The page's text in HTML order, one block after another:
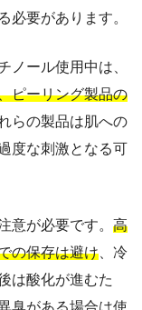
必要があります。
ノール使用中は、
ピーリング製品の
らの製品は肌への
度な刺激となる可
意が必要です。 高
の保存は避け 、冷
は酸化が進むた
臭がある場合は使